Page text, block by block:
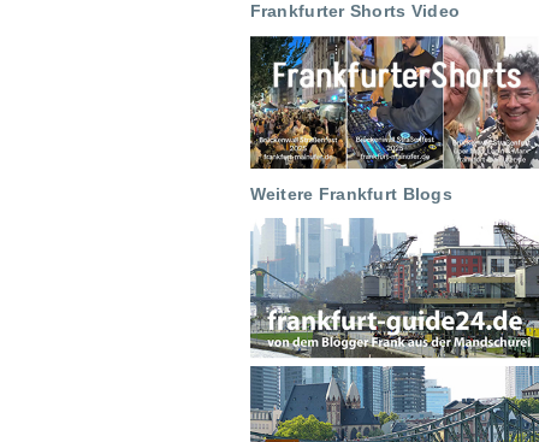
Frankfurter Shorts Video
Weitere Frankfurt Blogs